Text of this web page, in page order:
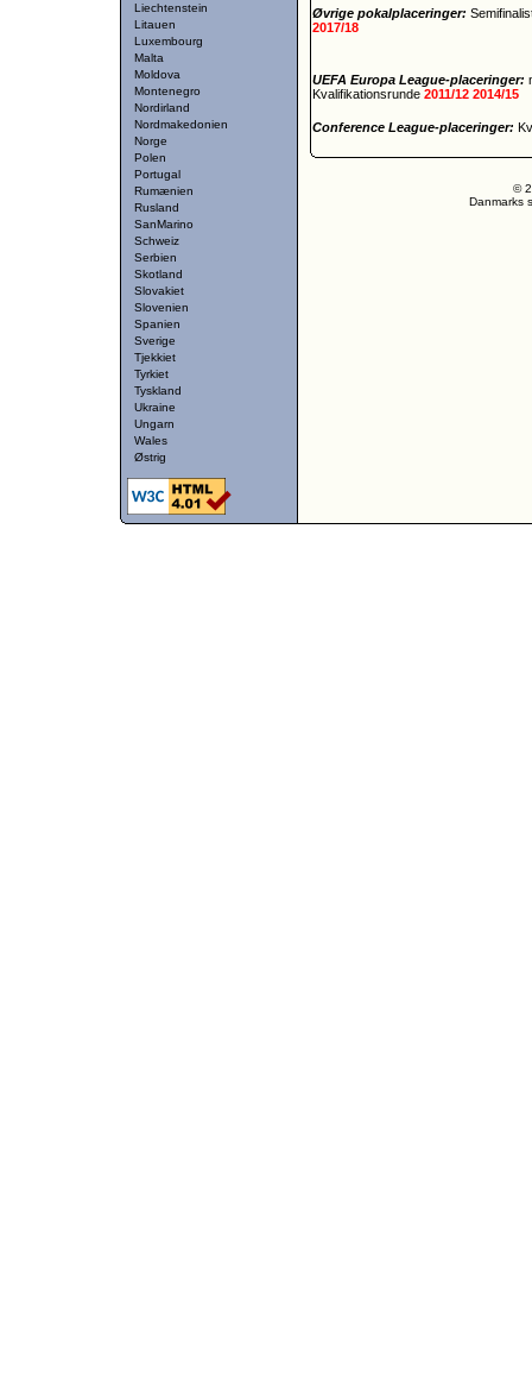
Liechtenstein
Litauen
Luxembourg
Malta
Moldova
Montenegro
Nordirland
Nordmakedonien
Norge
Polen
Portugal
Rumænien
Rusland
SanMarino
Schweiz
Serbien
Skotland
Slovakiet
Slovenien
Spanien
Sverige
Tjekkiet
Tyrkiet
Tyskland
Ukraine
Ungarn
Wales
Østrig
Øvrige pokalplaceringer:
2017/18
UEFA Europa League-placeringer:
Kvalifikationsrunde 2011/12 2014/15
Conference League-placeringer:
©
Danmarks